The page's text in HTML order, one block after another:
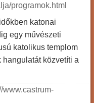
programok.html
katonai
egy művészeti
katolikus templom
hangulatát közvetíti a
www.castrum-